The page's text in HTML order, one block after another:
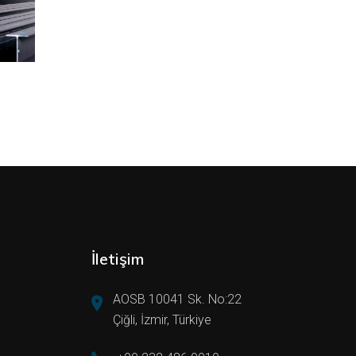
İletişim
AOSB 10041 Sk. No:22
Çiğli, İzmir, Türkiye